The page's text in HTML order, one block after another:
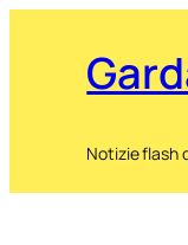
Notizie flash